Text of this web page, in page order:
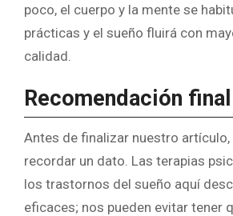
poco, el cuerpo y la mente se
prácticas y el sueño fluirá con
calidad.
Recomendación final
Antes de finalizar nuestro
recordar un dato. Las terapias
los trastornos del sueño aquí
eficaces; nos pueden evitar tener